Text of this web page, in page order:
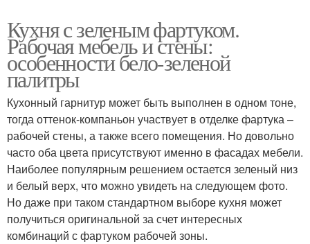
Кухня с зеленым фартуком.
Рабочая мебель и стены:
особенности бело-зеленой
палитры
Кухонный гарнитур может быть выполнен в одном тоне,
тогда оттенок-компаньон участвует в отделке фартука –
рабочей стены, а также всего помещения. Но довольно
часто оба цвета присутствуют именно в фасадах мебели.
Наиболее популярным решением остается зеленый низ
и белый верх, что можно увидеть на следующем фото.
Но даже при таком стандартном выборе кухня может
получиться оригинальной за счет интересных
комбинаций с фартуком рабочей зоны.